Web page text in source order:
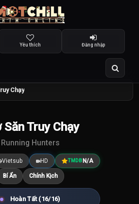
Yêu thích Đăng nhập
Chạy
7.5
Săn Truy Chạy
Running Hunters
Vietsub HD TMDB N/A
Bí Ẩn Chính Kịch
Hoàn Tất (16/16)